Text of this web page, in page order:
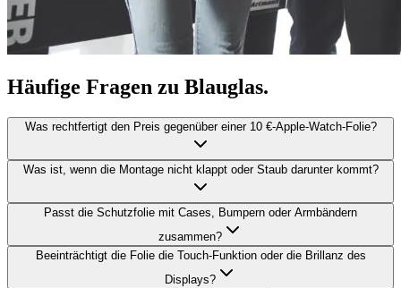
Häufige Fragen zu Blauglas.
Was rechtfertigt den Preis gegenüber einer 10 €‑Apple‑Watch‑Folie?
Was ist, wenn die Montage nicht klappt oder Staub darunter kommt?
Passt die Schutzfolie mit Cases, Bumpern oder Armbändern
zusammen?
Beeinträchtigt die Folie die Touch‑Funktion oder die Brillanz des
Displays?